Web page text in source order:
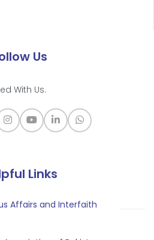
Us
With Us.
Links
Affairs and Interfaith